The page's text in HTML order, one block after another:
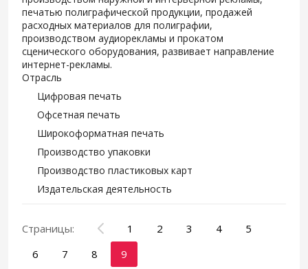
печатью полиграфической продукции, продажей
расходных материалов для полиграфии,
производством аудиорекламы и прокатом
сценического оборудования, развивает направление
интернет-рекламы.
Отрасль
Цифровая печать
Офсетная печать
Широкоформатная печать
Производство упаковки
Производство пластиковых карт
Издательская деятельность
Страницы: 1 2 3 4
5
6
7 8 9